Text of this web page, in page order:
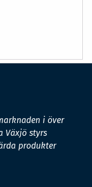
i över
Växjö styrs
produkter